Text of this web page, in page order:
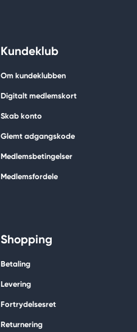
Kundeklub
Om kundeklubben
Digitalt medlemskort
Skab konto
Glemt adgangskode
Medlemsbetingelser
Medlemsfordele
Shopping
Betaling
Levering
Fortrydelsesret
Returnering